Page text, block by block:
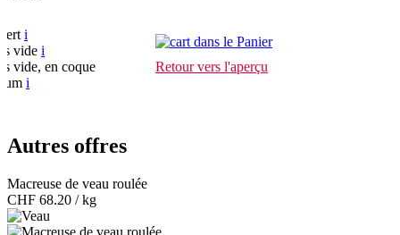
i
vide i
vide, en coque
i
dans le Panier
Retour vers l'aperçu
Autres offres
Macreuse de veau roulée
CHF 68.20 / kg